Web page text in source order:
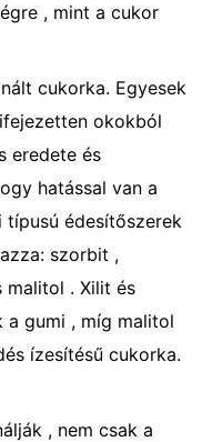
, mint a cukor
cukorka. Egyesek
okokból
eredete és
hatással van a
típusú édesítőszerek
szorbit ,
malitol . Xilit és
a gumi , míg malitol
ízesítésű cukorka.
, nem csak a